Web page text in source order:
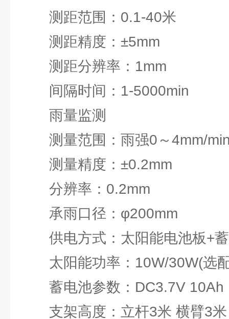
测距范围：0.1-40米
测距精度：±5mm
测距分辨率：1mm
间隔时间：1-5000min
雨量监测
测量范围：雨强0～4mm/
测量精度：±0.2mm
分辨率：0.2mm
承雨口径：φ200mm
供电方式：太阳能电池板+蓄
太阳能功率：10W/30W(选
蓄电池参数：DC3.7V 10Ah
支架高度：立杆3米 横臂3米